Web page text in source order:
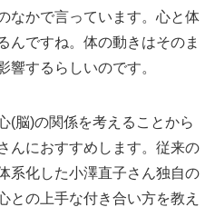
なかで言っています。心と体
んですね。体の動きはそのま
響するらしいのです。
(脳)の関係を考えることから
んにおすすめします。従来の
系化した小澤直子さん独自の
との上手な付き合い方を教え